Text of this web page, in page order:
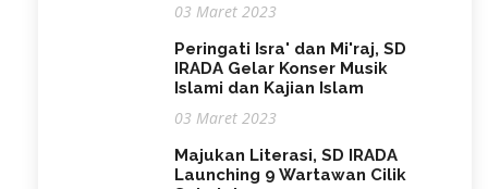
03 Maret 2023
Peringati Isra' dan Mi'raj, SD
IRADA Gelar Konser Musik
Islami dan Kajian Islam
03 Maret 2023
Majukan Literasi, SD IRADA
Launching 9 Wartawan Cilik